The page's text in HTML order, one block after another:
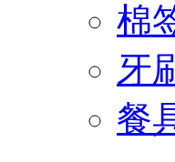
棉
牙
餐